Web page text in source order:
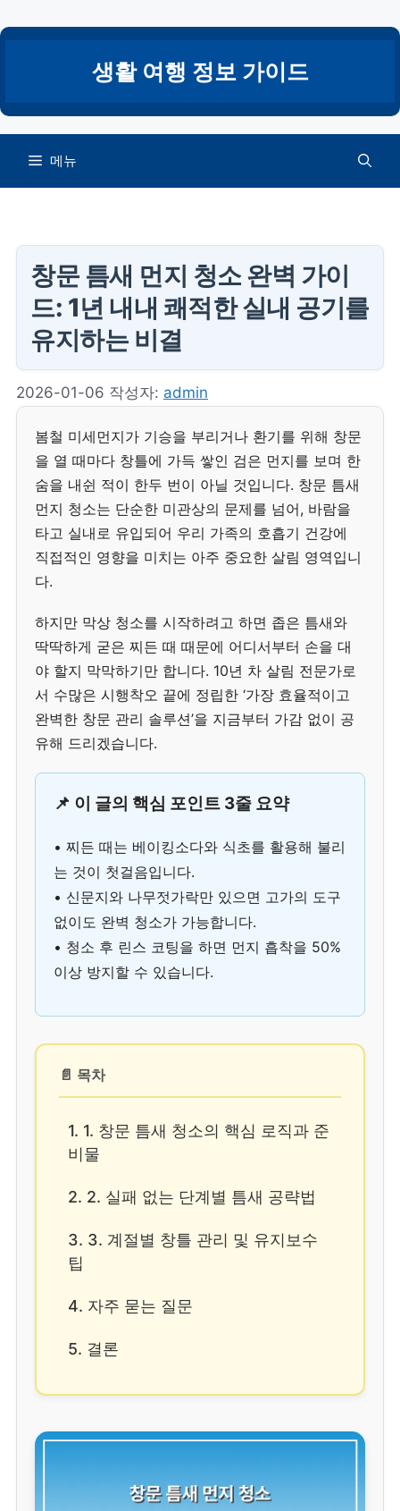
텐
건
너
생활 여행 정보 가이드
메뉴
창문 틈새 먼지 청소 완벽 가이
드: 1년 내내 쾌적한 실내 공기를
유지하는 비결
2026-01-06 작성자: admin
봄철 미세먼지가 기승을 부리거나 환기를 위해 창문
을 열 때마다 창틀에 가득 쌓인 검은 먼지를 보며 한
숨을 내쉰 적이 한두 번이 아닐 것입니다. 창문 틈새
먼지 청소는 단순한 미관상의 문제를 넘어, 바람을
타고 실내로 유입되어 우리 가족의 호흡기 건강에
직접적인 영향을 미치는 아주 중요한 살림 영역입니
다.
하지만 막상 청소를 시작하려고 하면 좁은 틈새와
딱딱하게 굳은 찌든 때 때문에 어디서부터 손을 대
야 할지 막막하기만 합니다. 10년 차 살림 전문가로
서 수많은 시행착오 끝에 정립한 ‘가장 효율적이고
완벽한 창문 관리 솔루션’을 지금부터 가감 없이 공
유해 드리겠습니다.
📌 이 글의 핵심 포인트 3줄 요약
• 찌든 때는 베이킹소다와 식초를 활용해 불리
는 것이 첫걸음입니다.
• 신문지와 나무젓가락만 있으면 고가의 도구
없이도 완벽 청소가 가능합니다.
• 청소 후 린스 코팅을 하면 먼지 흡착을 50%
이상 방지할 수 있습니다.
📄 목차
1. 1. 창문 틈새 청소의 핵심 로직과 준
비물
2. 2. 실패 없는 단계별 틈새 공략법
3. 3. 계절별 창틀 관리 및 유지보수
팁
4. 자주 묻는 질문
5. 결론